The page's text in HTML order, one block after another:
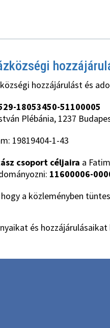
hozzájárulást és
18053450-51100005
Plébánia, 1237
19819404-1-43
csoport céljaira a
11600006-
a közleményben
és